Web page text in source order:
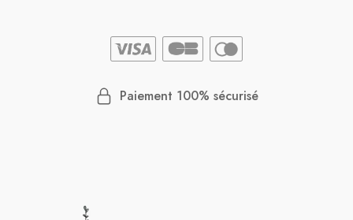
Paiement 100% sécurisé